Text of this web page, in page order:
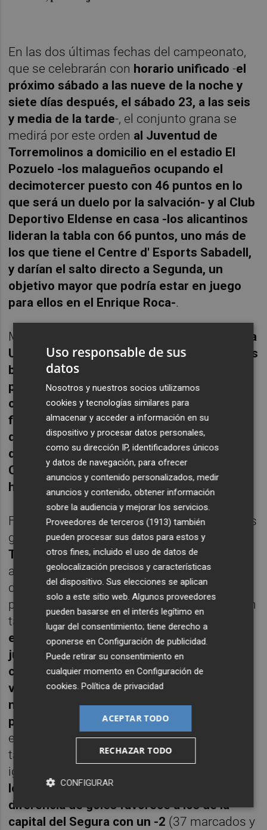
En las dos últimas fechas del campeonato,
que se celebrarán con horario unificado -el
próximo sábado a las nueve de la noche y
siete días después, el sábado 23, a las seis
y media de la tarde-, el conjunto grana se
medirá por este orden al Juventud de
Torremolinos a domicilio en el estadio El
Pozuelo -los malagueños ocupando el
decimotercer puesto con 46 puntos en lo
que será un duelo por la salvación- y al Club
Deportivo Eldense en casa -los alicantinos
lideran la tabla con 66 puntos, uno más de
los que tiene el Centre d' Esports Sabadell,
y darían el salto directo a Segunda, un
objetivo mayor que podría estar en juego
para ellos en el Enrique Roca-.
Mientras, el cuadro blanquinegro
visitará a la
Unión Deportiva Ibiza en Can Misses con los
baleares undécimos con 47 puntos, cuatro
por encima del descenso, y
cerrará recibiendo al Betis Deportivo con el
filial verdiblanco ocupando hoy puesto de
descenso con 41 puntos y estando a cinco
de la salvación, por lo que llegarán al
Cartagonova apurando sus opciones o ya
habiendo bajado.
Focalizados en lo de dentro de cinco días los
granasse salvarán si ganan en
Torremolinos, mientras que un empate
alargaría la agonía y la derrota aún más. Los
de
Curro Torresapenas tienen colchón al
perderlo por deméritos propios y les separan
tan sólo tres puntos del Nástic, que jugará
en casa frente al Europa -en ese choque
jugarán indirectamente tanto el Murcia
como el Cartagena-para posteriormente
visitar al Hércules de Alicante, que es
noveno con 50 puntos y ya ni puede
promocionar ni descender. En caso de
empate final a puntos entre murcianos y
tarraconenses el duelo particular está
igualado -el Murcia
local y perdió por 2-1 como visitante
diferencia de goles favorece a los de la
capital del Segura con un -2 (37 marcados y
Uso responsable de sus
datos
Nosotros y nuestros socios utilizamos
cookies y tecnologías similares para
almacenar y acceder a información en su
dispositivo y procesar datos personales,
como su dirección IP, identificadores únicos
y datos de navegación, para ofrecer
anuncios y contenido personalizados, medir
anuncios y contenido, obtener información
sobre la audiencia y mejorar los servicios.
Proveedores de terceros (1913) también
pueden procesar sus datos para estos y
otros fines, incluido el uso de datos de
geolocalización precisos y características
del dispositivo. Sus elecciones se aplican
solo a este sitio web. Algunos proveedores
pueden basarse en el interés legítimo en
lugar del consentimiento; tiene derecho a
oponerse enConfiguración de publicidad
Puede retirar su consentimiento en
cualquier momento enConfiguración de
cookies .Política de privacidad
ACEPTAR TODO
RECHAZAR TODO
CONFIGURAR